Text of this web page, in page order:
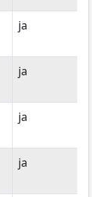
ja
ja
ja
ja